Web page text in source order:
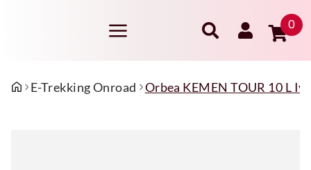
0
E-Trekking Onroad Orbea KEMEN TOUR 10 L